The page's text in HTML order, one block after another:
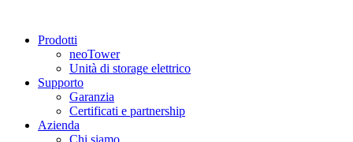
Prodotti
neoTower
Unità di storage elettrico
Supporto
Garanzia
Certificati e partnership
Azienda
Chi siamo